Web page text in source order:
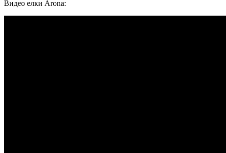
Видео елки Arona: